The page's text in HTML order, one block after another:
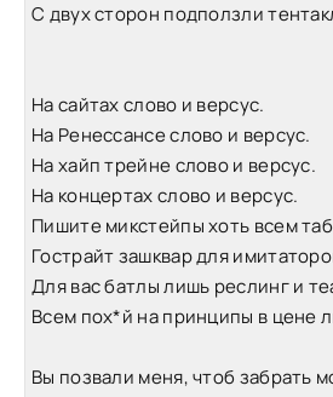
С двух сторон подползли
На сайтах слово и версус.
На Ренессансе слово и версус.
На хайп трейне слово и версус.
На концертах слово и версус.
Пишите микстейпы хоть всем
Гострайт зашквар для
Для вас батлы лишь реслинг и
Всем пох*й на принципы в цене
Вы позвали меня, чтоб забрать